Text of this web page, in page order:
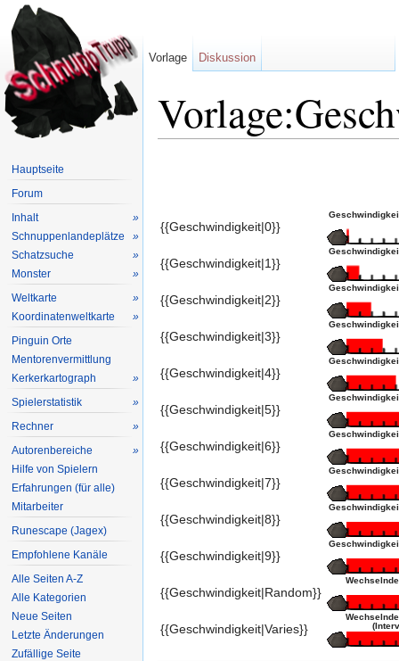
{{Geschwindigkeit|0}}
{{Geschwindigkeit|1}}
{{Geschwindigkeit|2}}
{{Geschwindigkeit|3}}
{{Geschwindigkeit|4}}
{{Geschwindigkeit|5}}
{{Geschwindigkeit|6}}
{{Geschwindigkeit|7}}
{{Geschwindigkeit|8}}
{{Geschwindigkeit|9}}
{{Geschwindigkeit|Random}}
{{Geschwindigkeit|Varies}}
Vorlage Diskussion
Hauptseite
Forum
Inhalt
»
Schnuppenlandeplätze
»
Schatzsuche
»
Monster
»
Weltkarte
»
Koordinatenweltkarte
»
Pinguin Orte
Mentorenvermittlung
Kerkerkartograph
»
Spielerstatistik
»
Rechner
»
Autorenbereiche
»
Hilfe von Spielern
Erfahrungen (für alle)
Mitarbeiter
Runescape (Jagex)
Empfohlene Kanäle
Alle Seiten A-Z
Alle Kategorien
Neue Seiten
Letzte Änderungen
Zufällige Seite